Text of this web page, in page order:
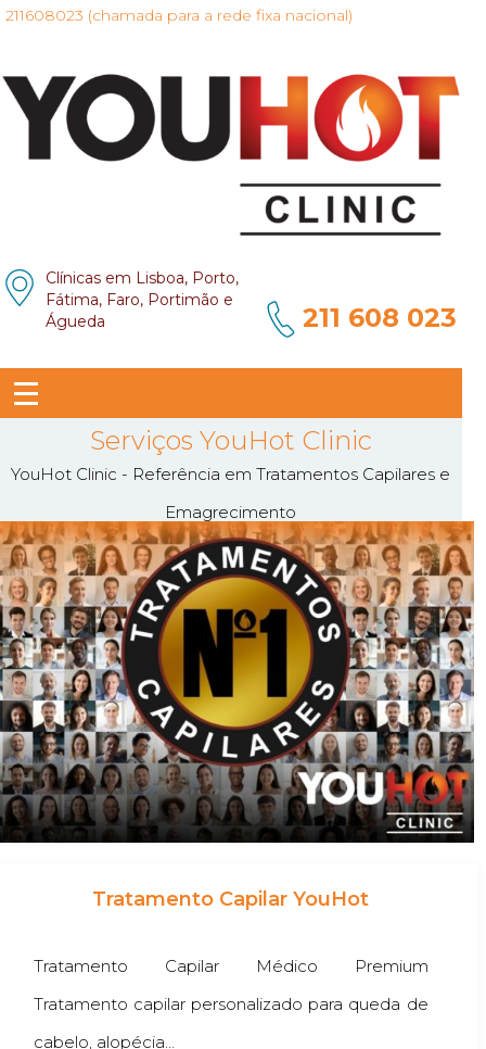
211608023 (chamada para a rede fixa nacional)
Clínicas em Lisboa, Porto,
Fátima, Faro, Portimão e
Águeda
211 608 023
Serviços YouHot Clinic
YouHot Clinic - Referência em Tratamentos Capilares e
Emagrecimento
Tratamento Capilar YouHot
Tratamento Capilar Médico Premium
Tratamento capilar personalizado para queda de
cabelo, alopécia…